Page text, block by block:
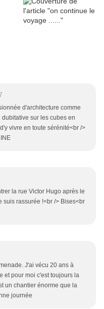
d'architecture comme
sur les cubes en
vivre en toute sérénité<br />
la rue Victor Hugo après le
suis rassurée !<br /> Bises<br
J'ai vécu 20 ans à
et pour moi c'est toujours la
un chantier énorme que la
journée